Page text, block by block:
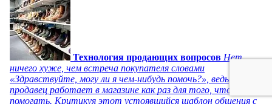
Технология продающих вопросов Нет
ничего хуже, чем встреча покупателя словами
«Здравствуйте, могу ли я чем-нибудь помочь?», ведь
продавец работает в магазине как раз для того, чтобы
помогать. Критикуя этот устоявшийся шаблон общения с